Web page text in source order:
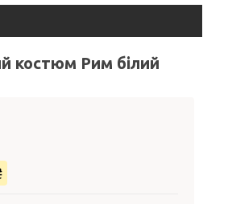
костюм Рим білий